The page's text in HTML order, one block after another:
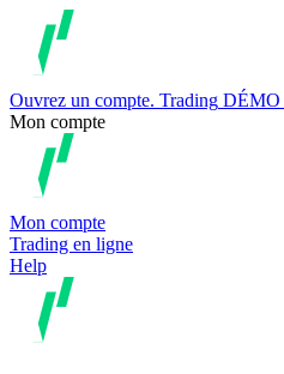
Ouvrez un compte. Trading DÉMO
Mon compte
Mon compte
Trading en ligne
Help